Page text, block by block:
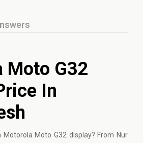
Moto G32
In
Moto G32 display? From Nur